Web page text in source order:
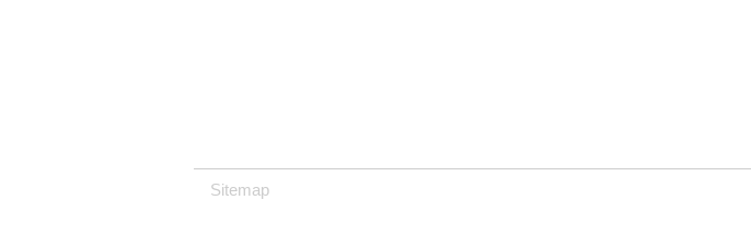
Sitemap